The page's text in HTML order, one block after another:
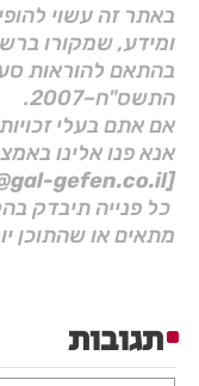
באתר זה עשוי
ומידע, שמקורו
התשס"ח–2007.
אם אתם בעלי
אנא פנו אלינו
[Manager@gal-gefen.co.il]
כל פנייה תיבדק
מתאים או שהתוכן
תגובות